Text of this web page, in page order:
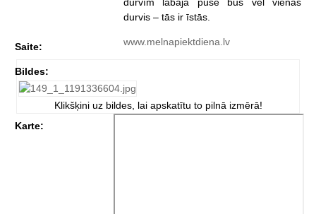
durvis – tās ir īstās.
Saite: www.melnapiektdiena.lv
Bildes:
Klikšķini uz bildes, lai apskatītu to pilnā izmērā!
Karte: